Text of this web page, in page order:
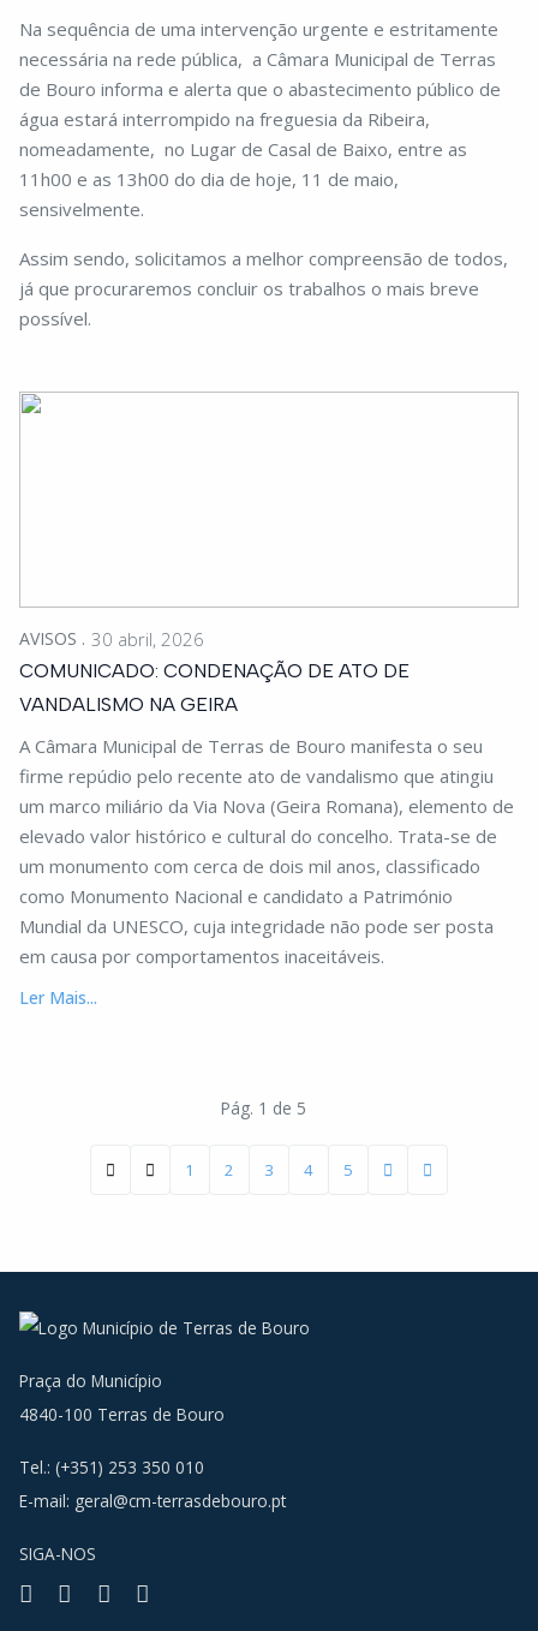
Na sequência de uma intervenção urgente e estritamente
necessária na rede pública, a Câmara Municipal de Terras
de Bouro informa e alerta que o abastecimento público de
água estará interrompido na freguesia da Ribeira,
nomeadamente, no Lugar de Casal de Baixo, entre as
11h00 e as 13h00 do dia de hoje, 11 de maio,
sensivelmente.
Assim sendo, solicitamos a melhor compreensão de todos,
já que procuraremos concluir os trabalhos o mais breve
possível.
AVISOS 30 abril, 2026
COMUNICADO: CONDENAÇÃO DE ATO DE
VANDALISMO NA GEIRA
A Câmara Municipal de Terras de Bouro manifesta o seu
firme repúdio pelo recente ato de vandalismo que atingiu
um marco miliário da Via Nova (Geira Romana), elemento de
elevado valor histórico e cultural do concelho. Trata-se de
um monumento com cerca de dois mil anos, classificado
como Monumento Nacional e candidato a Património
Mundial da UNESCO, cuja integridade não pode ser posta
em causa por comportamentos inaceitáveis.
Ler Mais...
Pág. 1 de 5
1 2 3 4 5
Praça do Município
4840-100 Terras de Bouro
Tel.: (+351) 253 350 010
E-mail: geral@cm-terrasdebouro.pt
SIGA-NOS
Facebook
Youtube
Instagram